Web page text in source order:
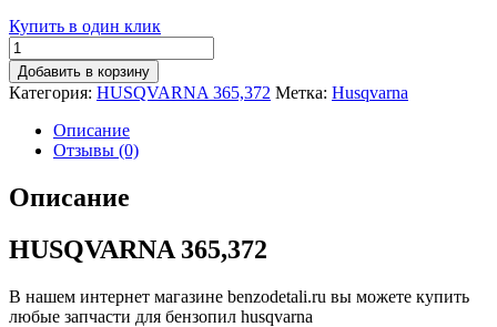
Купить в один клик
Добавить в корзину
Категория: HUSQVARNA 365,372 Метка: Husqvarna
Описание
Отзывы (0)
Описание
HUSQVARNA 365,372
В нашем интернет магазине benzodetali.ru вы можете купить
любые запчасти для бензопил husqvarna